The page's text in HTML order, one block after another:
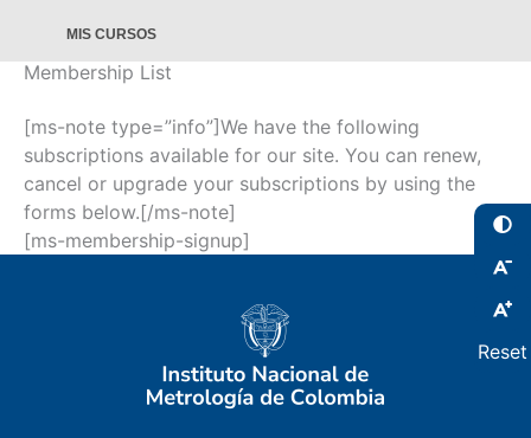
Reset
MIS CURSOS
Membership List
[ms-note type=”info”]We have the following
subscriptions available for our site. You can renew,
cancel or upgrade your subscriptions by using the
forms below.[/ms-note]
[ms-membership-signup]